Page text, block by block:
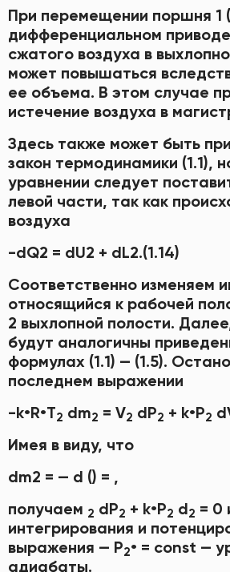
При перемещении поршня 1
дифференциальном
сжатого воздуха в
может повышаться
ее объема. В этом случае
истечение воздуха в
Здесь также может быть
закон термодинамики (1.1),
уравнении следует
левой части, так как
воздуха
-dQ2 = dU2 + dL2.(1.14)
Соответственно изменяем
относящийся к рабочей
2 выхлопной полости.
будут аналогичны
формулах (1.1) — (1.5).
последнем выражении
-k•R•Т2 dm2 = V2 dР2 + k•Р2
Имея в виду, что
dm2 = — d () = ,
получаем 2 dР2 + k•Р2 d2 = 0
интегрирования и
выражения — P2• = const —
адиабаты.